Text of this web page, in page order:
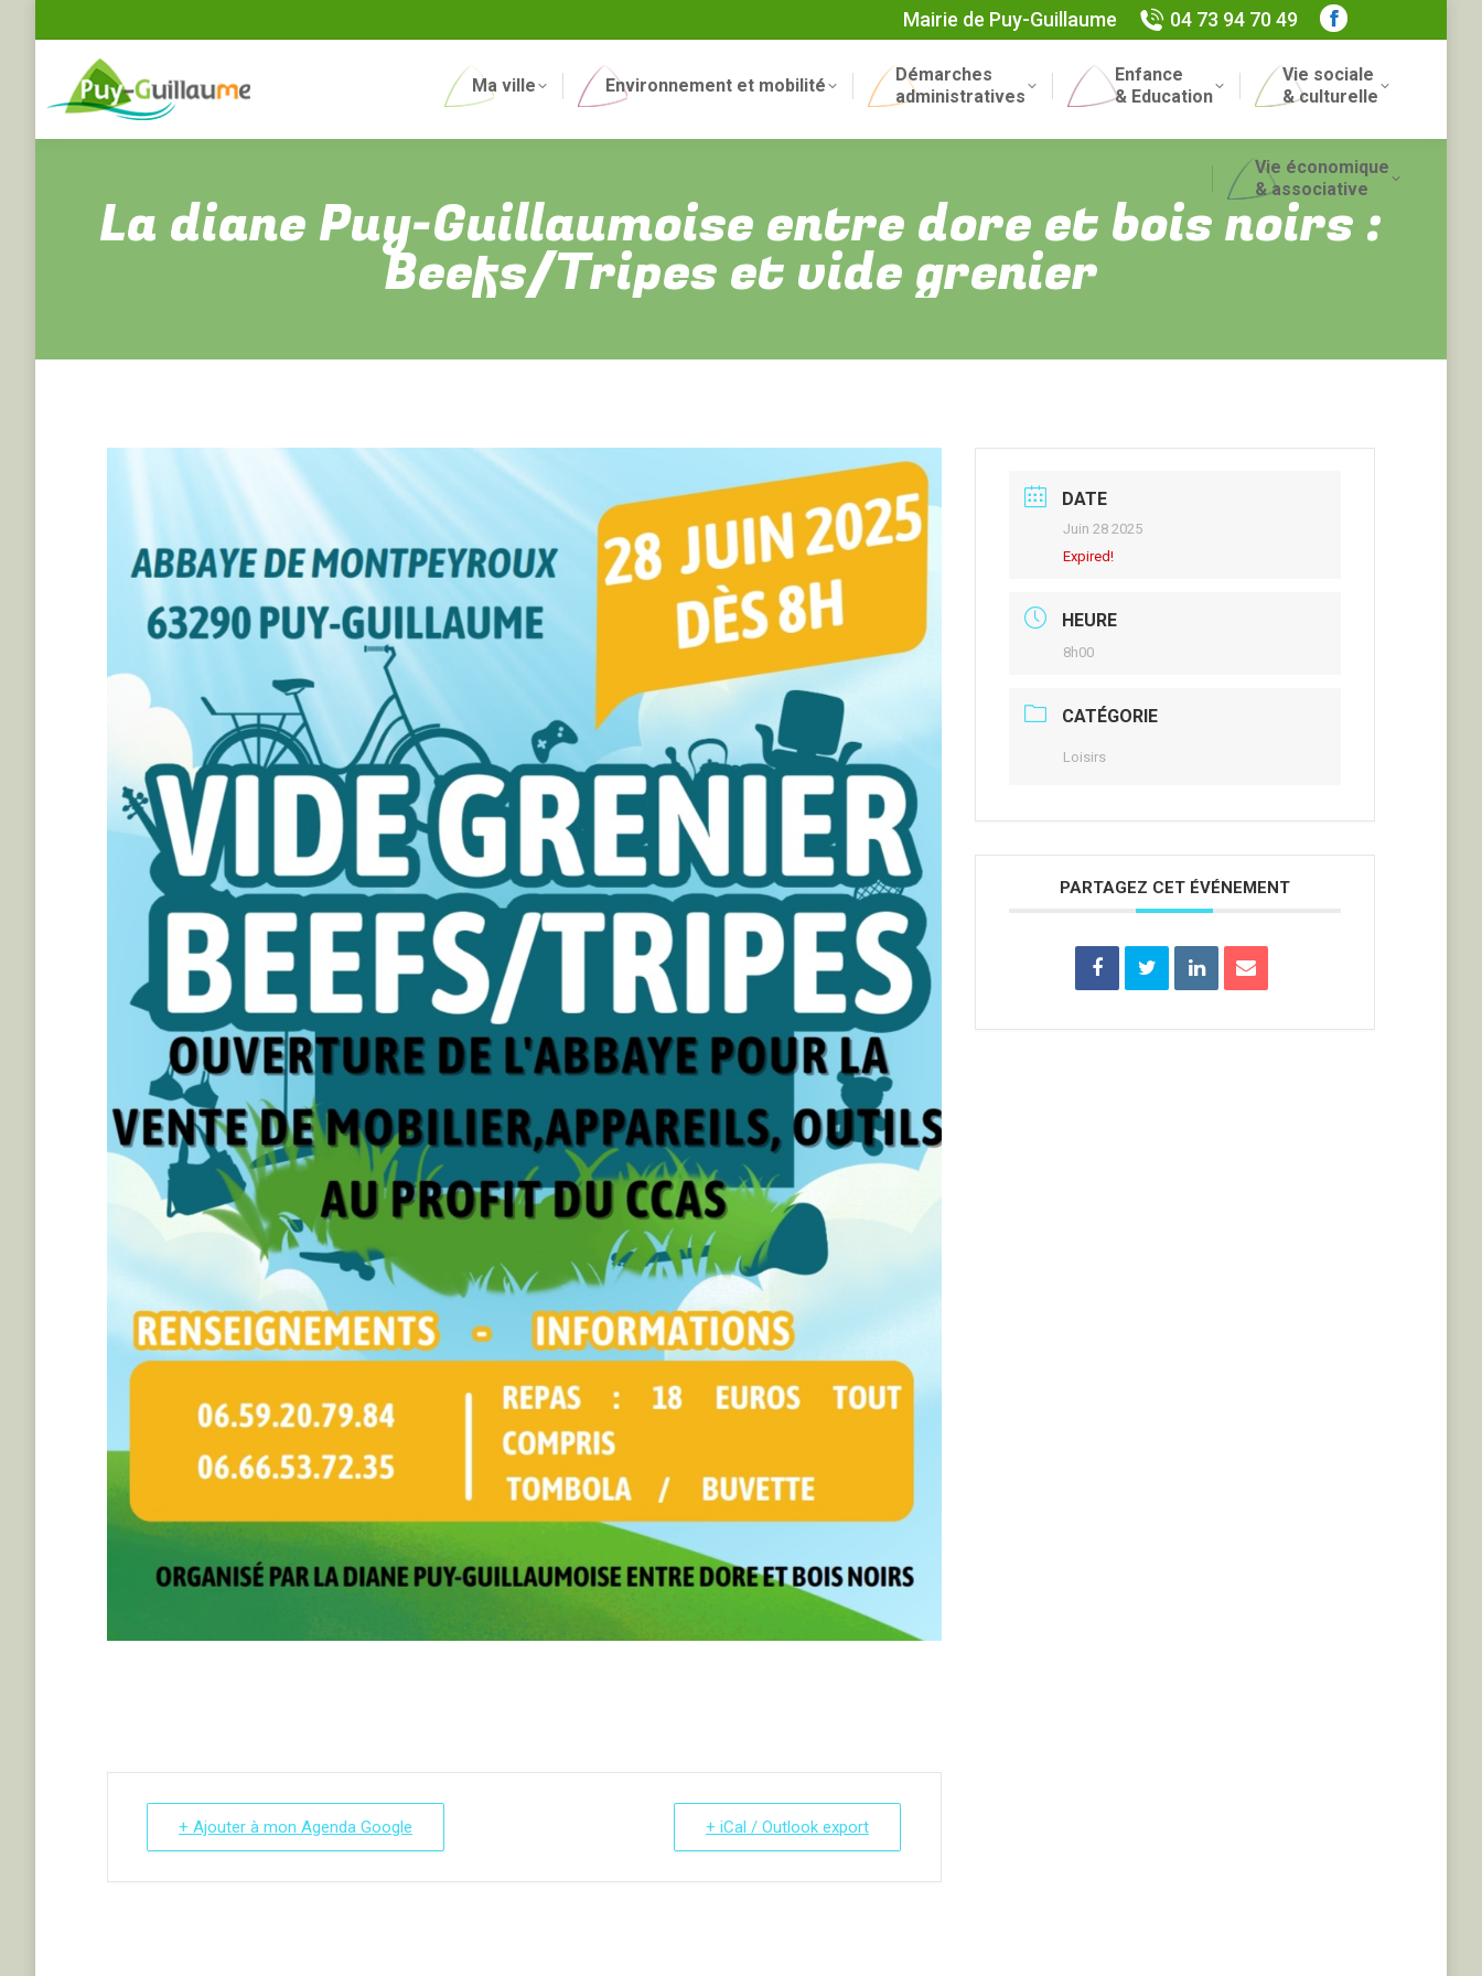
Mairie de Puy-Guillaume 04 73 94 70 49
Facebook
opens
new
window
Ma ville Environnement et mobilité
Démarches
administratives
Enfance
& Education
Vie sociale
& culturelle
Vie économique
& associative
La diane Puy-Guillaumoise entre dore et bois noirs :
Beefs/Tripes et vide grenier
+ Ajouter à mon Agenda Google + iCal / Outlook export
DATE
Juin 28 2025
Expired!
HEURE
8h00
CATÉGORIE
Loisirs
PARTAGEZ CET ÉVÉNEMENT